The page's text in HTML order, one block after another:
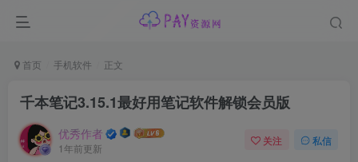
首页 手机软件 正文
千本笔记3.15.1最好用笔记软件解锁会员版
优秀作者
1年前更新
关注 私信